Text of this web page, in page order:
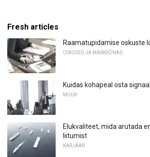
Fresh articles
Raamatupidamise oskuste
OSKUSED JA MÄRKSÕNAD
Kuidas kohapeal osta
MÜÜK
Elukvaliteet, mida arutada
liitumist
KARJÄÄR